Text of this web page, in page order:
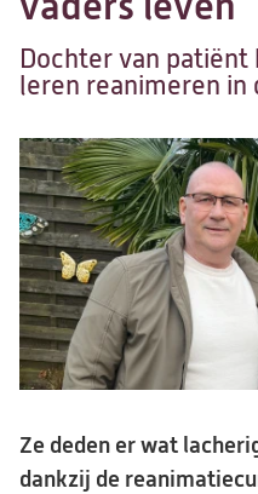
Dochter van patiënt
leren reanimeren in
Ze deden er wat
dankzij de